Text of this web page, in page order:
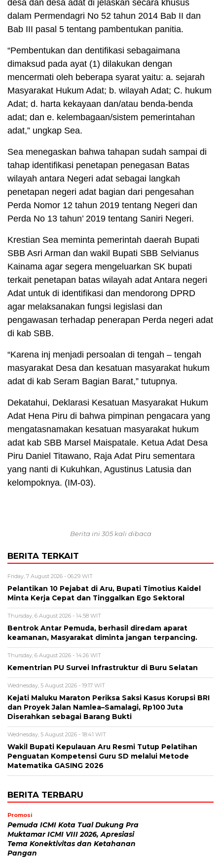
desa dan desa adat di jelaskan secara khusus
dalam Permendagri No 52 tahun 2014 Bab II dan
Bab III pasal 5 tentang pambentukan panitia.
“Pembentukan dan dentifikasi sebagaimana
dimaksud pada ayat (1) dilakukan dengan
mencermati oleh beberapa syarat yaitu: a. sejarah
Masyarakat Hukum Adat; b. wilayah Adat; C. hukum
Adat; d. harta kekayaan dan/atau benda-benda
adat; dan e. kelembagaan/sistem pemerintahan
adat,” ungkap Sea.
Sea menegaskan bahwa tahapan sudah sampai di
tahap identifikasi penetapan penegasan Batas
wilayah antara Negeri adat sebagai langkah
penetapan negeri adat bagian dari pengesahan
Perda Nomor 12 tahun 2019 tentang Negeri dan
Perda No 13 tahun’ 2019 tentang Saniri Negeri.
Krestian Sea meminta pemerintah daerah Bupati
SBB Asri Arman dan wakil Bupati SBB Selvianus
Kainama agar segera mengeluarkan SK bupati
terkait penetapan batas wilayah adat Antara negeri
Adat untuk di identifikasi dan mendorong DPRD
agar melaksanakan fungsi legislasi dan
pengawasan terhadap penerapan Perda negeri adat
di kab SBB.
“Karena inj menjadi persoalan di tengah – tengah
masyarakat Desa dan kesatuan masyarakat hukum
adat di kab Seram Bagian Barat,” tutupnya.
Dekatahui, Deklarasi Kesatuan Masyarakat Hukum
Adat Hena Piru di bahwa pimpinan pengacara yang
mengatasnamakan kesatuan masyarakat hukum
adat kab SBB Marsel Maispatale. Ketua Adat Desa
Piru Daniel Titawano, Raja Adat Piru sementara
yang nanti di Kukuhkan, Agustinus Latusia dan
kelompoknya. (IM-03).
Berita ini 305 kali dibaca
BERITA TERKAIT
Friday, 7 August 2026 - 06:29 WIT
Pelantikan 10 Pejabat di Aru, Bupati Timotius Kaidel
Minta Kerja Cepat dan Tinggalkan Ego Sektoral
Thursday, 6 August 2026 - 14:58 WIT
Bentrok Antar Pemuda, berhasil diredam aparat
keamanan, Masyarakat diminta jangan terpancing.
Thursday, 6 August 2026 - 14:26 WIT
Kementrian PU Survei Infrastruktur di Buru Selatan
Wednesday, 5 August 2026 - 19:17 WIT
Kejati Maluku Maraton Periksa Saksi Kasus Korupsi BRI
dan Proyek Jalan Namlea–Samalagi, Rp100 Juta
Diserahkan sebagai Barang Bukti
Wednesday, 5 August 2026 - 18:41 WIT
Wakil Bupati Kepulauan Aru Resmi Tutup Pelatihan
Penguatan Kompetensi Guru SD melalui Metode
Matematika GASING 2026
BERITA TERBARU
Promosi
Pemuda ICMI Kota Tual Dukung Pra
Muktamar ICMI VIII 2026, Apresiasi
Tema Konektivitas dan Ketahanan
Pangan